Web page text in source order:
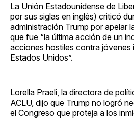
La Unión Estadounidense de
por sus siglas en inglés) criticó
administración Trump por apelar
que fue “la última acción de un
acciones hostiles contra jóvenes
Estados Unidos”.
Lorella Praeli, la directora de
ACLU, dijo que Trump no logró
el Congreso que proteja a los